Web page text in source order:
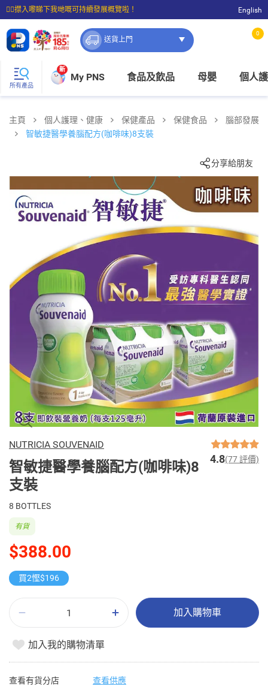
☝🏼㩒入嚟睇下我哋嘅可持續發展概覽啦！
⭐購物滿$399即享免費送貨；滿$100即可免費店取。
English
送貨上門
0
所有產品
新
My PNS 食品及飲品 母嬰 個人
主頁 個人護理、健康 保健產品 保健食品
腦部發展
智敏捷醫學養腦配方(咖啡味)8支裝
分享給朋友
NUTRICIA SOUVENAID
智敏捷醫學養腦配方(咖啡味)8
支裝
4.8(77 評價)
8 BOTTLES
$388.00
有貨
買2慳$196
加入購物車
加入我的購物清單
查看有貨分店 查看供應